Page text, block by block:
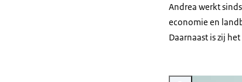
Andrea werkt
economie en
Daarnaast is zij
Vergroot afbeelding